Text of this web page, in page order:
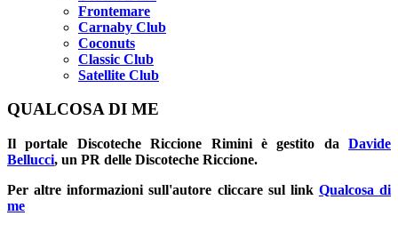
Frontemare
Carnaby Club
Coconuts
Classic Club
Satellite Club
QUALCOSA DI ME
Il portale Discoteche Riccione Riminiè gestito da Davide
Bellucci, un PR delle Discoteche Riccione.
Per altre informazioni sull'autore cliccare sul link Qualcosa di
me